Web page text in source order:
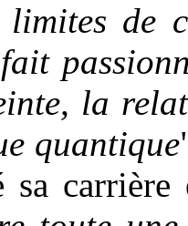
limites de
la
quantique
sa